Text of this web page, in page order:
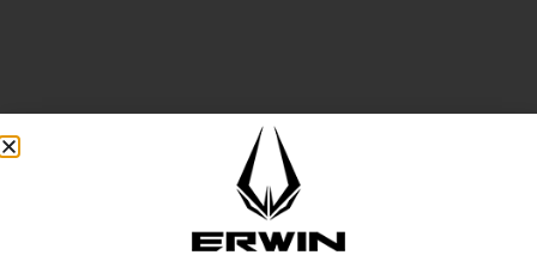
ERWIN SU INSTAGRAM